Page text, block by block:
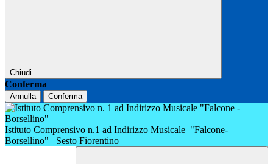
Chiudi
Conferma
Annulla Conferma
Istituto Comprensivo n.1 ad Indirizzo Musicale "Falcone-
Borsellino"
Sesto Fiorentino